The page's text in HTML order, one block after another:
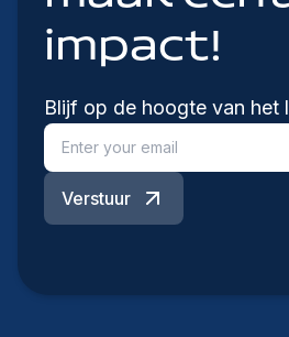
impact!
Blijf op de hoogte van het
Verstuur